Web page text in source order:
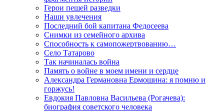
Герои пешей разведки
Наши увлечения
Последний бой капитана Федосеева
Снимки из семейного архива
Способность к самопожертвованию…
Село Татарово
Так начиналась война
Память о войне в моем имени и сердце
Александра Германовна Ермошина: я помню и
горжусь!
Евдокия Павловна Васильева (Рогачева):
биография советского человека